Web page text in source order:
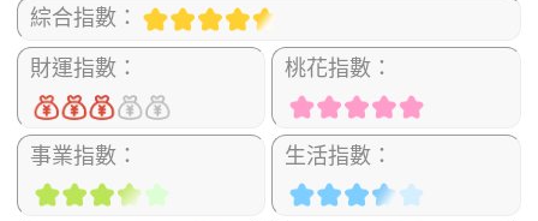
綜合指數：
財運指數： 桃花指數：
事業指數： 生活指數：